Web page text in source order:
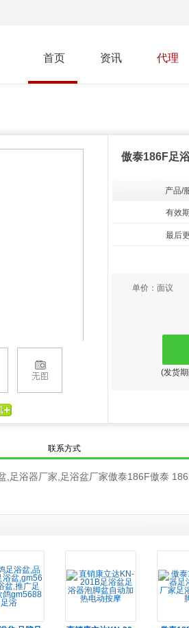
首页 资讯 代理
傲泰186F足
产品/
有效
最后
单价： 面议
(发货
联系方式
,足浴器厂家,足浴盆厂家傲泰186F傲泰